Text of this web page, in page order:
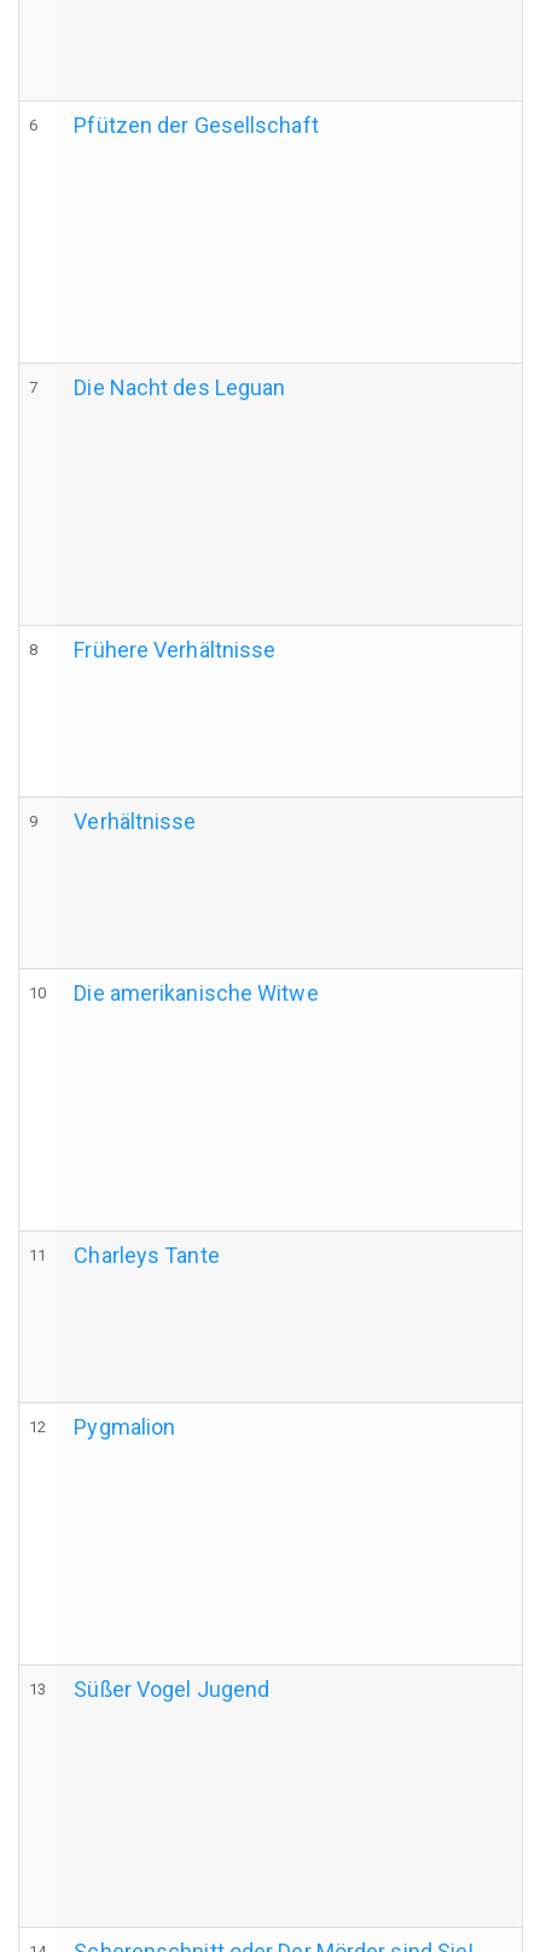
6 Pfützen der Gesellschaft
7 Die Nacht des Leguan
8 Frühere Verhältnisse
9 Verhältnisse
10 Die amerikanische Witwe
11 Charleys Tante
12 Pygmalion
13 Süßer Vogel Jugend